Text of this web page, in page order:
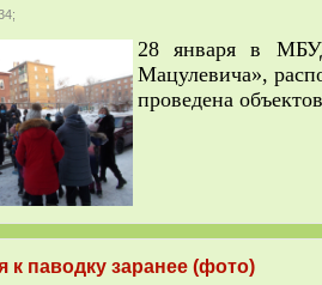
28 января в
Мацулевича»,
проведена
к паводку заранее (фото)